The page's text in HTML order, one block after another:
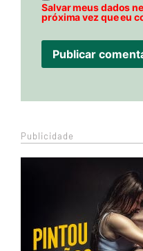
Salvar meus dados
próxima vez que eu
Publicidade